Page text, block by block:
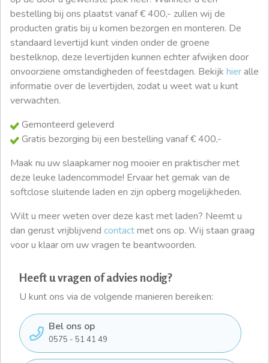
bestelling bij ons plaatst vanaf € 400,- zullen wij de
producten gratis bij u komen bezorgen en monteren. De
standaard levertijd kunt vinden onder de groene
bestelknop, deze levertijden kunnen echter afwijken door
onvoorziene omstandigheden of feestdagen. Bekijk hieralle
informatie over de levertijden, zodat u weet wat u kunt
verwachten.
Gemonteerd geleverd
Gratis bezorging bij een bestelling vanaf € 400,-
Maak nu uw slaapkamer nog mooier en praktischer met
deze leuke ladencommode! Ervaar het gemak van de
softclose sluitende laden en zijn opberg mogelijkheden.
Wilt u meer weten over deze kast met laden? Neemt u
dan gerust vrijblijvend contactmet ons op. Wij staan graag
voor u klaar om uw vragen te beantwoorden.
Heeft u vragen of advies nodig?
U kunt ons via de volgende manieren bereiken:
Bel ons op
0575 - 51 41 49